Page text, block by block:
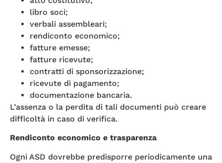
libro soci;
verbali assembleari;
rendiconto economico;
fatture emesse;
fatture ricevute;
contratti di sponsorizzazione;
ricevute di pagamento;
documentazione bancaria.
L’assenza o la perdita di tali documenti può creare
difficoltà in caso di verifica.
Rendiconto economico e trasparenza
Ogni ASD dovrebbe predisporre periodicamente una